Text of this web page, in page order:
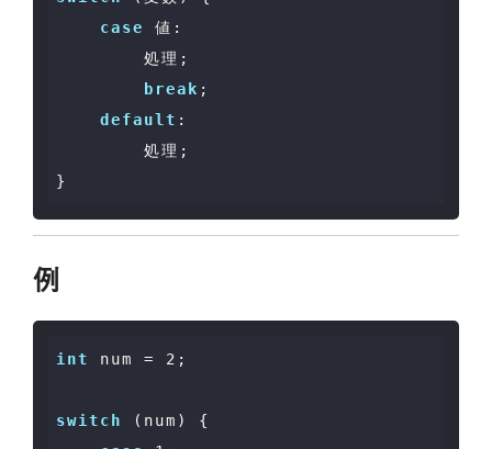
case
値:
break ;
default :
例
int num = 2 ;
switch
(num) {